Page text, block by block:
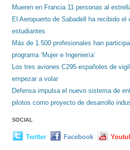
Mueren en Francia 11 personas al
El Aeropuerto de Sabadell ha recibido el
estudiantes
Más de 1.500 profesionales han
programa ‘Mujer e Ingeniería’
Los tres aviones C295 españoles de
empezar a volar
Defensa impulsa el nuevo sistema de
pilotos como proyecto de desarrollo
SOCIAL
Twitter Facebook